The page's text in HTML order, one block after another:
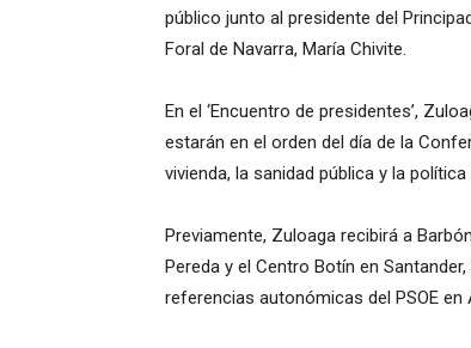
público junto al presidente del
Foral de Navarra, María Chivite.
En el ‘Encuentro de presidentes’,
estarán en el orden del día de la
vivienda, la sanidad pública y la
Previamente, Zuloaga recibirá a
Pereda y el Centro Botín en
referencias autonómicas del PSOE en